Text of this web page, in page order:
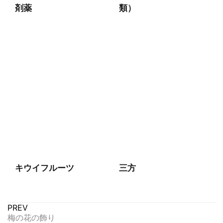
剤薬
類）
キウイフルーツ 三方
PREV
梅の花の飾り